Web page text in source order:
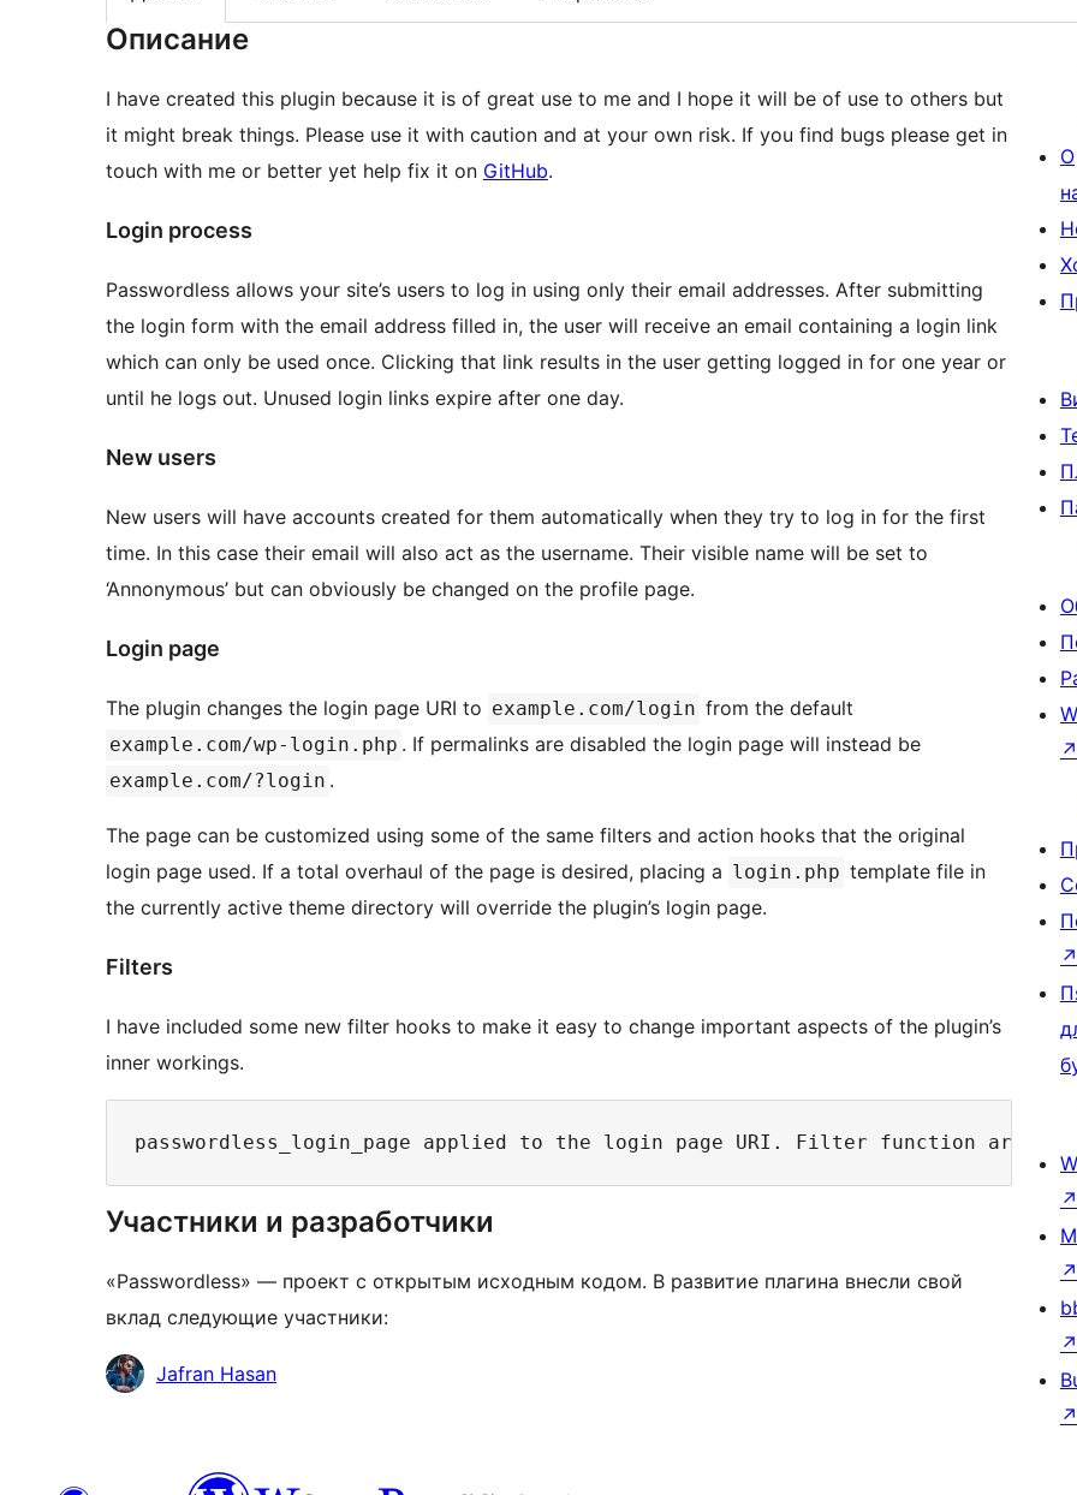
Описание
I have created this plugin because it is of great use to me and I hope it will be of use to others but
it might break things. Please use it with caution and at your own risk. If you find bugs please get in
touch with me or better yet help fix it on GitHub.
Login process
Passwordless allows your site’s users to log in using only their email addresses. After submitting
the login form with the email address filled in, the user will receive an email containing a login link
which can only be used once. Clicking that link results in the user getting logged in for one year or
until he logs out. Unused login links expire after one day.
New users
New users will have accounts created for them automatically when they try to log in for the first
time. In this case their email will also act as the username. Their visible name will be set to
‘Annonymous’ but can obviously be changed on the profile page.
Login page
The plugin changes the login page URI to example.com/login from the default
example.com/wp-login.php . If permalinks are disabled the login page will instead be
example.com/?login .
The page can be customized using some of the same filters and action hooks that the original
login page used. If a total overhaul of the page is desired, placing a login.php template file in
the currently active theme directory will override the plugin’s login page.
Filters
I have included some new filter hooks to make it easy to change important aspects of the plugin’s
inner workings.
passwordless_login_page applied to the login page URI. Filter function
Участники и разработчики
«Passwordless» — проект с открытым исходным кодом. В развитие плагина внесли свой
вклад следующие участники:
УчастникиJafran Hasan
О
↗
↗
↗
↗
↗
↗